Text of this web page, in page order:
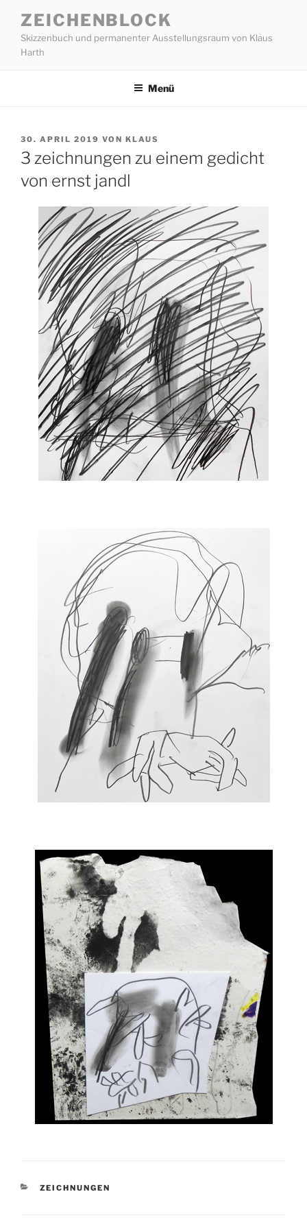
Inhalt
springen
ZEICHENBLOCK
Skizzenbuch und permanenter Ausstellungsraum von Klaus
Harth
Menü
VERÖFFENTLICHT
AM
30. APRIL 2019 VON KLAUS
3 zeichnungen zu einem gedicht
von ernst jandl
KATEGORIEN
ZEICHNUNGEN